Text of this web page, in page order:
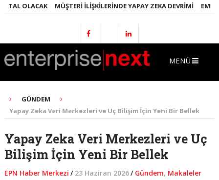
OLACAK MÜŞTERI İLIŞKILERINDE YAPAY ZEKA DEVRIMI EMLAKTA
MENÜ
GÜNDEM
Yapay Zeka Veri Merkezleri ve Uç Bilişim İçin Yeni Bir Bellek
Yapay Zeka Veri Merkezleri ve Uç
Bilişim İçin Yeni Bir Bellek
EPN Haber Merkezi / 23 Haziran 2026/ Gündem, Makaleler